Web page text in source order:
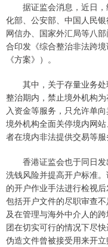
据证监会消息，近日，
化部、公安部、中国人民
网信办、国家外汇局等八
合印发《综合整治非法跨
《方案》）。
其中，关于存量业务处
整治期内，禁止境外机构
入资金等服务，只允许单
境外机构全面关停境内网
者在境内非法提供交易等服
香港证监会也于同日发
洗钱风险并提高开户标准
的开户作业手法进行检视
包括开户文件的尽职审查
及在管理与海外中介人的
团在切实可行的情况下尽
伪造文件曾被接受用来开立